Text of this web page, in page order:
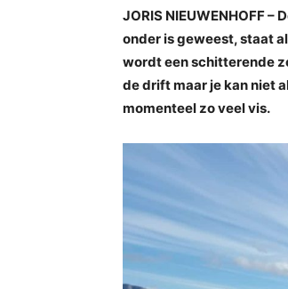
JORIS NIEUWENHOFF
onder is geweest, staat
wordt een schitterende
de drift maar je kan niet
momenteel zo veel vis.